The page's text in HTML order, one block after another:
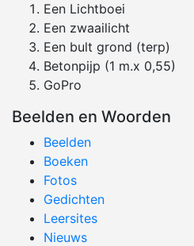
Een Lichtboei
Een zwaailicht
Een bult grond (terp)
Betonpijp (1 m.x 0,55)
GoPro
Beelden en Woorden
Beelden
Boeken
Fotos
Gedichten
Leersites
Nieuws